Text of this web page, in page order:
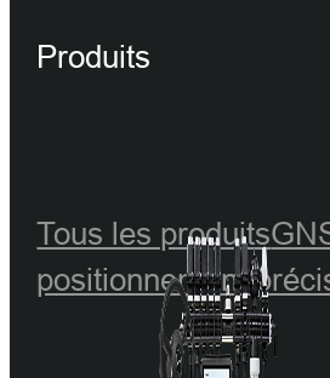
Produits
Tous les produits
positionnement